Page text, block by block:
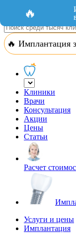
Добавить
🔥 Имплантация
Клиники
Врачи
Консультация
Акции
Цены
Статьи
Расчет
Услуги и цены
Имплантация
🔥